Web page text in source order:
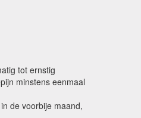
tot ernstig
minstens eenmaal
de voorbije maand,